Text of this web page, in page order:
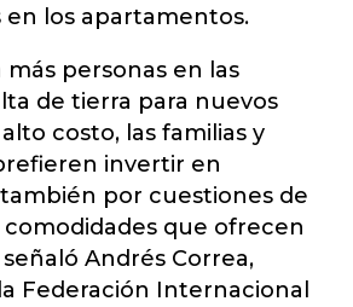
en los apartamentos.
más personas en las
de tierra para nuevos
costo, las familias y
invertir en
por cuestiones de
comodidades que ofrecen
señaló Andrés Correa,
Federación Internacional